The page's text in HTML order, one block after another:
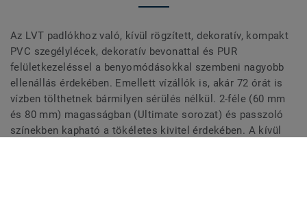
Az LVT padlókhoz való, kívül rögzített, dekoratív, kompakt
PVC szegélylécek, dekoratív bevonattal és PUR
felületkezeléssel a benyomódásokkal szembeni nagyobb
ellenállás érdekében. Emellett vízállók is, akár 72 órát is
vízben tölthetnek bármilyen sérülés nélkül. 2-féle (60 mm
és 80 mm) magasságban (Ultimate sorozat) és passzoló
színekben kapható a tökéletes kivitel érdekében. A kívül